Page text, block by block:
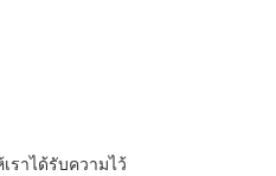
ราได้รับความไว้